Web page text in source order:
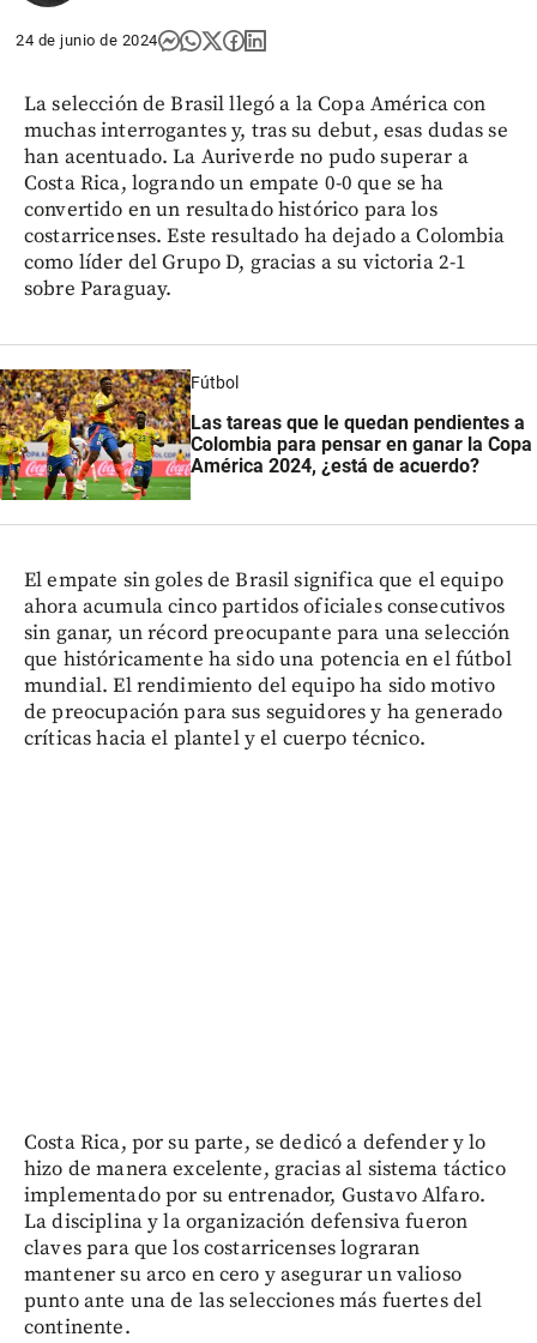
24 de junio de 2024
La selección de Brasil llegó a la Copa América con
muchas interrogantes y, tras su debut, esas dudas se
han acentuado. La Auriverde no pudo superar a
Costa Rica, logrando un empate 0-0 que se ha
convertido en un resultado histórico para los
costarricenses. Este resultado ha dejado a Colombia
como líder del Grupo D, gracias a su victoria 2-1
sobre Paraguay.
Fútbol
Las tareas que le quedan pendientes a
Colombia para pensar en ganar la Copa
América 2024, ¿está de acuerdo?
El empate sin goles de Brasil significa que el equipo
ahora acumula cinco partidos oficiales consecutivos
sin ganar, un récord preocupante para una selección
que históricamente ha sido una potencia en el fútbol
mundial. El rendimiento del equipo ha sido motivo
de preocupación para sus seguidores y ha generado
críticas hacia el plantel y el cuerpo técnico.
Costa Rica, por su parte, se dedicó a defender y lo
hizo de manera excelente, gracias al sistema táctico
implementado por su entrenador, Gustavo Alfaro.
La disciplina y la organización defensiva fueron
claves para que los costarricenses lograran
mantener su arco en cero y asegurar un valioso
punto ante una de las selecciones más fuertes del
continente.